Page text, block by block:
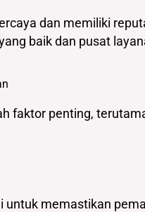
dan memiliki
baik dan pusat
faktor penting,
untuk memastikan